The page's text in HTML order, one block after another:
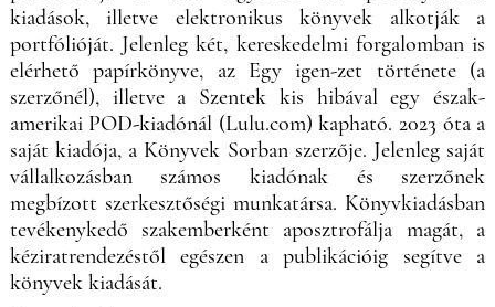
kiadások, illetve elektronikus könyvek alkotják a
portfólióját. Jelenleg két, kereskedelmi forgalomban is
elérhető papírkönyve, az Egy igen-zet története (a
szerzőnél), illetve a Szentek kis hibával egy észak-
amerikai POD-kiadónál (Lulu.com) kapható. 2023 óta a
saját kiadója, a Könyvek Sorban szerzője. Jelenleg saját
vállalkozásban számos kiadónak és szerzőnek
megbízott szerkesztőségi munkatársa. Könyvkiadásban
tevékenykedő szakemberként aposztrofálja magát, a
kéziratrendezéstől egészen a publikációig segítve a
könyvek kiadását.